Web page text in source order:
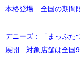
本格登場 全国の期間
デニーズ：「まっぷた
展開 対象店舗は全国